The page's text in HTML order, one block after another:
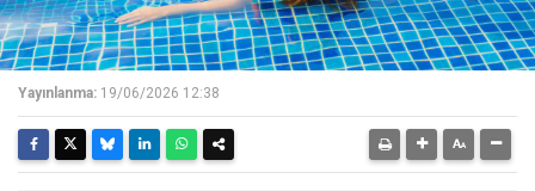
Yayınlanma: 19/06/2026 12:38